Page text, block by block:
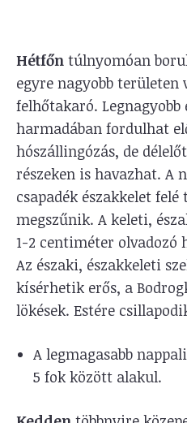
Hétfőn túlnyomóan
egyre nagyobb területen
felhőtakaró. Legnagyobb
harmadában fordulhat
hószállingózás, de
részeken is havazhat. A
csapadék északkelet
megszűnik. A keleti,
1-2 centiméter olvadozó
Az északi, északkeleti
kísérhetik erős, a
lökések. Estére
A legmagasabb
5 fok között alakul.